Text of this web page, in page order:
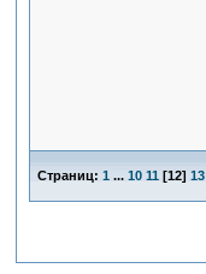
Страниц: 1 ... 10 11 [12] 13